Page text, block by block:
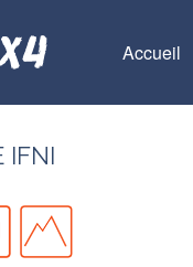
Accueil
IFNI